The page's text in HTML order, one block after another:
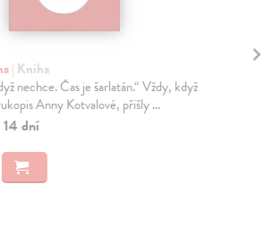
| Kniha
nechce. Čas je šarlatán.“ Vždy, když
Anny Kotvalové, přišly ...
14 dní